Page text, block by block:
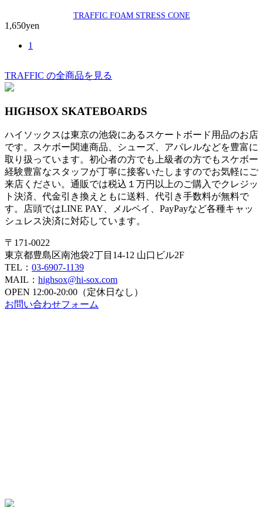
TRAFFIC FOAM STRESS CONE
1,650yen
1
TRAFFIC の全商品を見る
HIGHSOX SKATEBOARDS
ハイソックスは東京の池袋にあるスケートボード用品のお店
です。スケボー関連商品、シューズ、アパレルなどを豊富に
取り扱っています。初心者の方でも上級者の方でもスケボー
経験豊富なスタッフが丁寧に接客いたしますのでお気軽にご
来店ください。通販では税込１万円以上のご購入でクレジッ
ト決済、代金引き換えともに送料、代引き手数料が無料で
す。店頭ではLINE PAY、メルペイ、PayPayなど各種キャッ
シュレス決済に対応しています。
〒171-0022
東京都豊島区南池袋2丁目14-12 山口ビル2F
TEL： 03-6907-1139
MAIL： highsox@hi-sox.com
OPEN 12:00-20:00（定休日なし）
お問い合わせフォーム